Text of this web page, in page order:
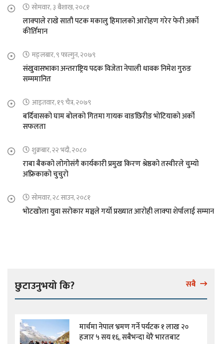
सोमवार, ३ बैशाख, २०८१
लाक्पाले राखे सातौ पटक मकालु हिमालको आरोहण गरेर फेरी अर्को
कीर्तिमान
मङ्लबार, ९ फाल्गुन, २०७९
संखुवासभाका अन्तराष्ट्रिय पदक विजेता नेपाली धावक निमेश गुरुङ
सम्ममानित
आइतवार, १९ चैत्र, २०७९
बर्दिवासको घाम बोलको गितमा गायक वाङछिरीङ भोटियाको अर्को
सफलता
शुक्रबार, २२ भदौ, २०८०
राबा बैकको लोगोसंगै कार्यकारी प्रमुख किरण श्रेष्ठको तस्वीरले चुम्यो
अफ्रिकाको चुचुरो
सोमवार, २८ साउन, २०८१
भोटखोला युवा सरोकार मञ्चले गर्यो प्रख्यात आरोही लाक्पा शेर्पालाई सम्मान
छुटाउनुभयो कि? सबै
मार्चमा नेपाल भ्रमण गर्ने पर्यटक १ लाख २०
हजार ५ सय १६, सबैभन्दा धेरै भारतबाट